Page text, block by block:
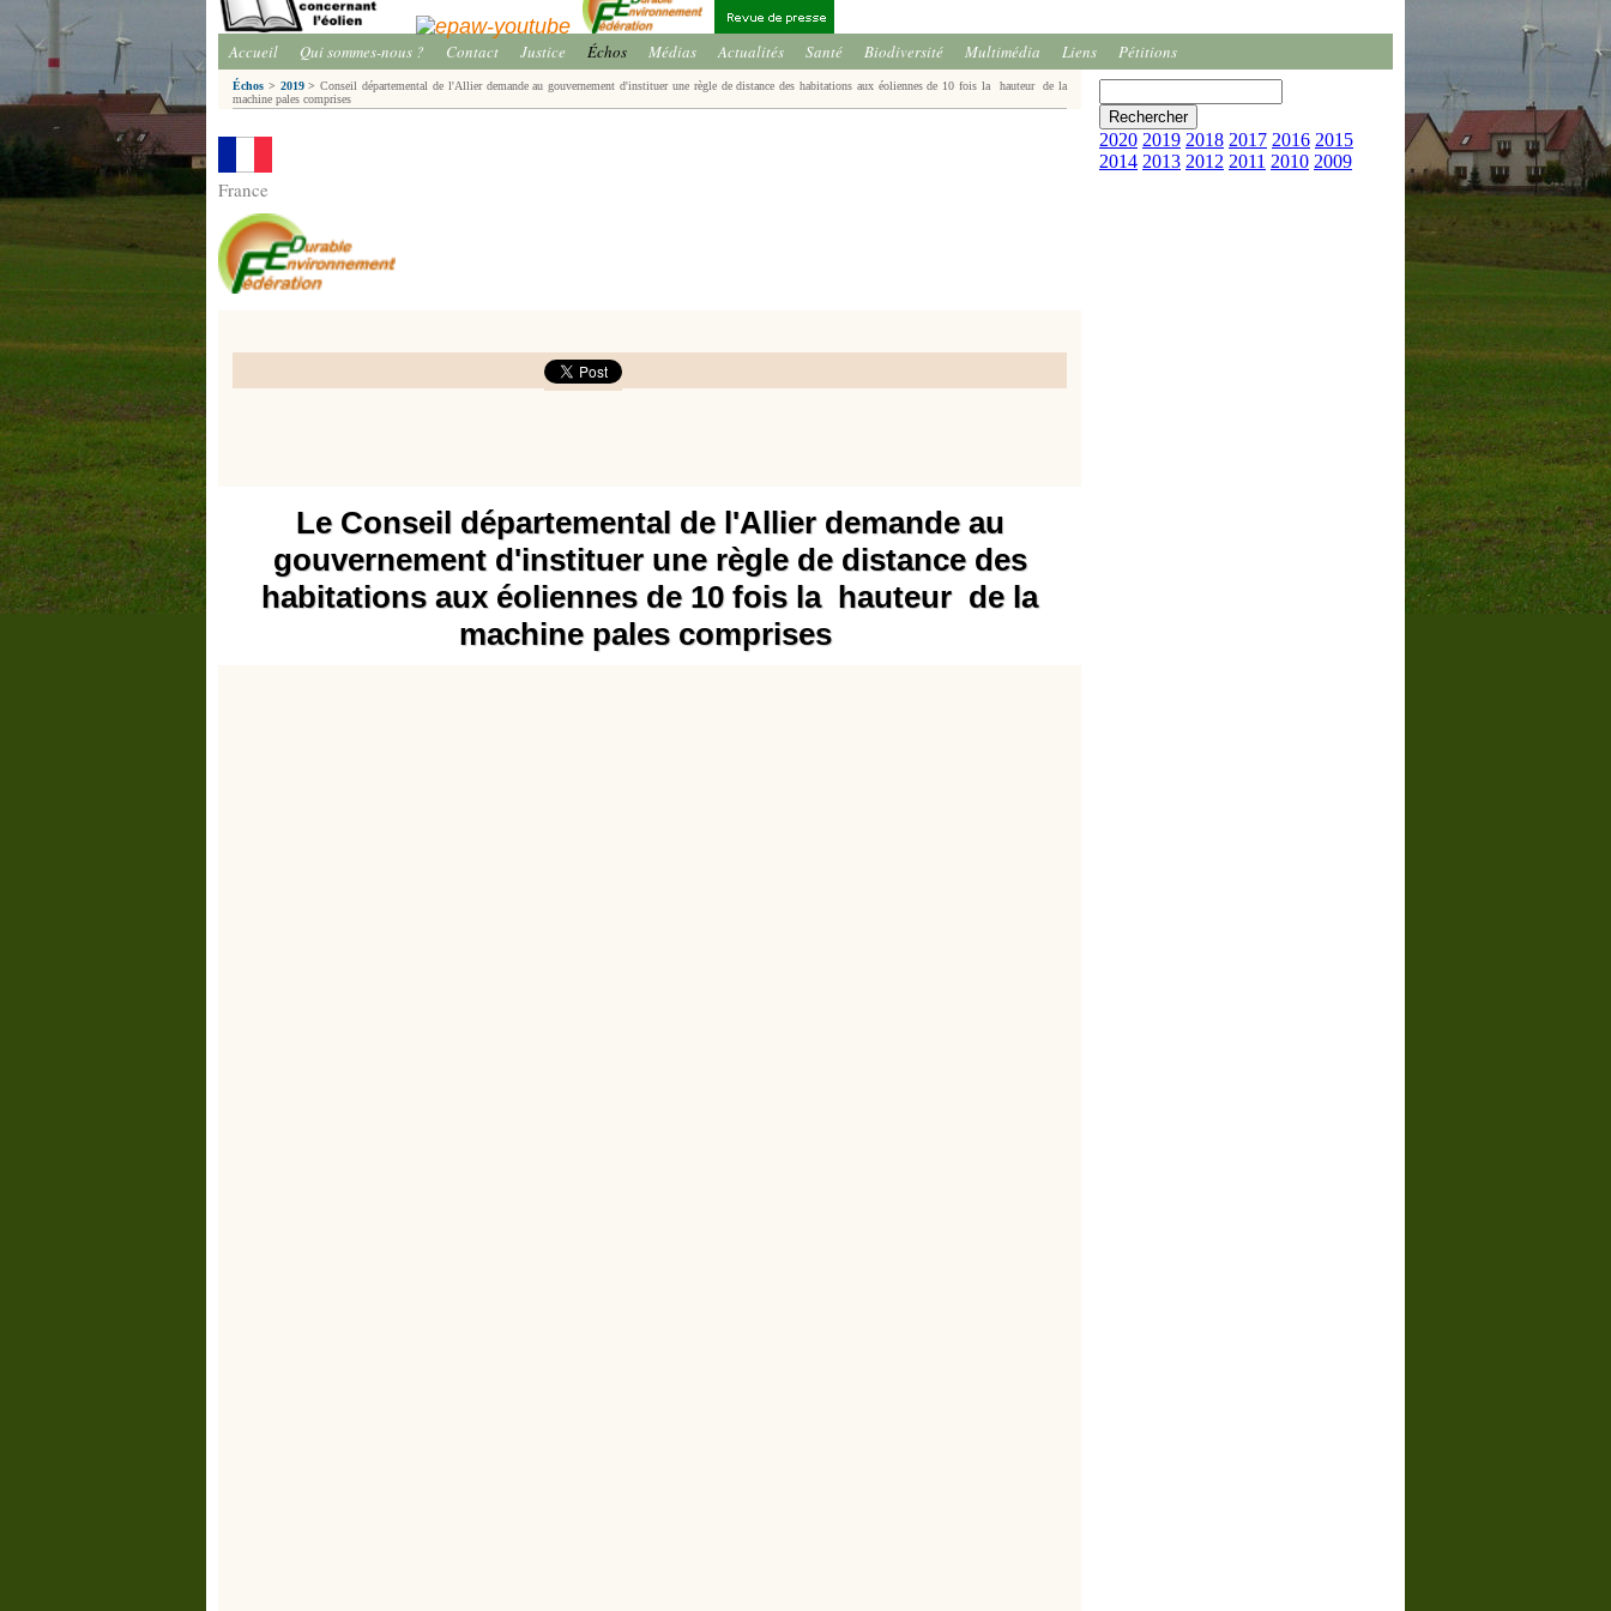
Accueil Qui sommes-nous ? Contact Justice Échos Médias Actualités Santé Biodiversité Multimédia Liens Pétitions
Échos > 2019 > Conseil départemental de l'Allier demande au gouvernement d'instituer une règle de distance des habitations aux éoliennes de 10 fois la hauteur de la
machine pales comprises
France
Le Conseil départemental de l'Allier demande au
gouvernement d'instituer une règle de distance des
habitations aux éoliennes de 10 fois la hauteur de la
machine pales comprises